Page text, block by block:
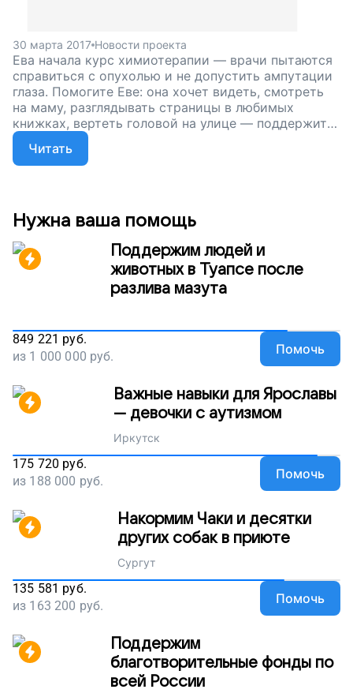
30 марта 2017 Новости проекта
Ева начала курс химиотерапии — врачи пытаются
справиться с опухолью и не допустить ампутации
глаза. Помогите Еве: она хочет видеть, смотреть
на маму, разглядывать страницы в любимых
книжках, вертеть головой на улице — поддержите
наш проект!
Читать
Нужна ваша помощь
Поддержим людей и
животных в Туапсе после
разлива мазута
849 221 руб.
из 1 000 000 руб. Помочь
Важные навыки для Ярославы
— девочки с аутизмом
Иркутск
175 720 руб.
из 188 000 руб. Помочь
Накормим Чаки и десятки
других собак в приюте
Сургут
135 581 руб.
из 163 200 руб. Помочь
Поддержим
благотворительные фонды по
всей России